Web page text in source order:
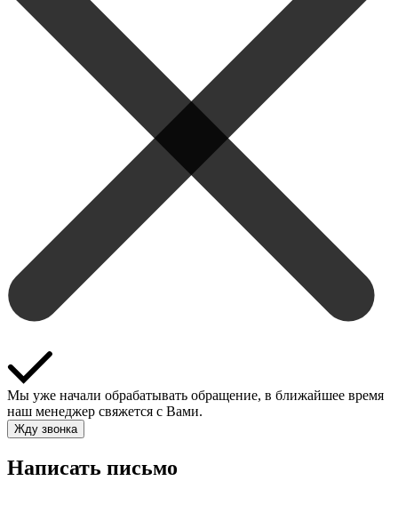
Мы уже начали обрабатывать обращение, в ближайшее время
наш менеджер свяжется с Вами.
Жду звонка
Написать письмо